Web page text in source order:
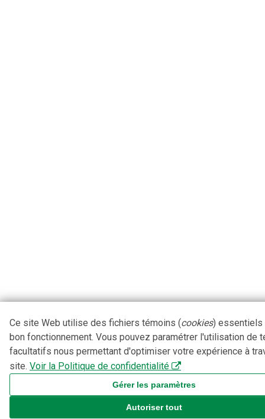
Ce site Web utilise des fichiers témoins (cookies) essentiels
bon fonctionnement. Vous pouvez paramétrer l'utilisation de
facultatifs nous permettant d'optimiser votre expérience à
site. Voir la Politique de confidentialité
Gérer les paramètres
Autoriser tout